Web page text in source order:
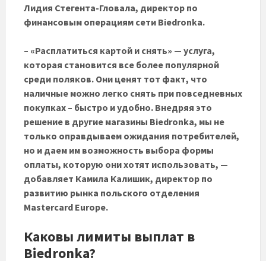
Лидия Стегента-Гловала, директор по
финансовым операциям сети Biedronka.
– «Расплатиться картой и снять» — услуга,
которая становится все более популярной
среди поляков. Они ценят тот факт, что
наличные можно легко снять при повседневных
покупках – быстро и удобно. Внедряя это
решение в другие магазины Biedronka, мы не
только оправдываем ожидания потребителей,
но и даем им возможность выбора формы
оплаты, которую они хотят использовать, —
добавляет Камила Калишик, директор по
развитию рынка польского отделения
Mastercard Europe.
Каковы лимиты выплат в
Biedronka?